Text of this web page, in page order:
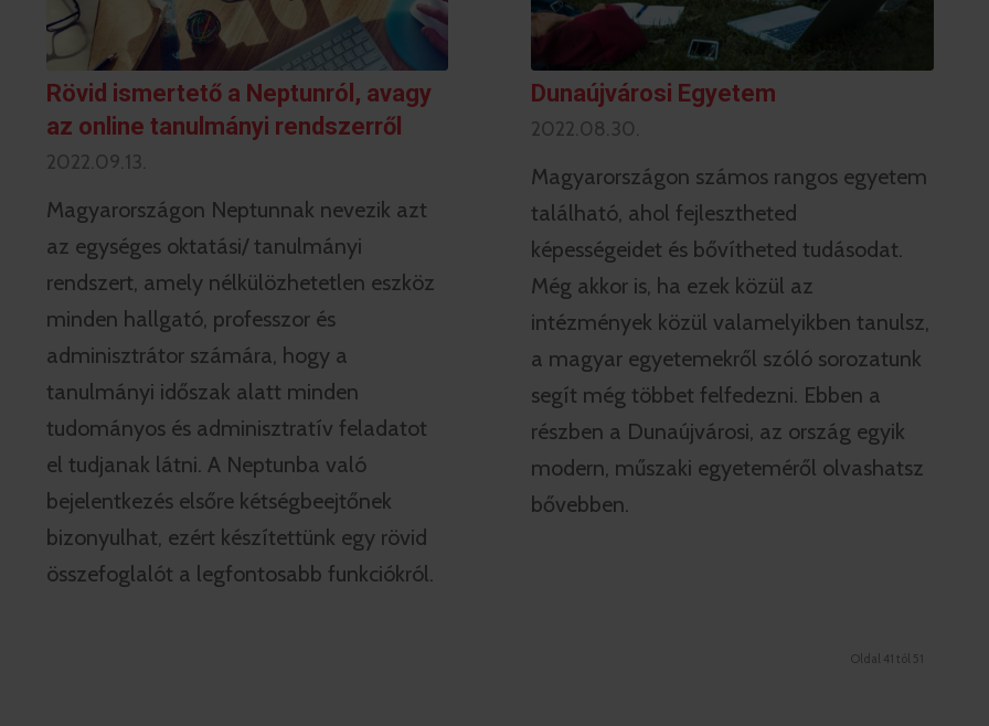
Rövid ismertető a Neptunról, avagy
az online tanulmányi rendszerről
2022.09.13.
Magyarországon Neptunnak nevezik azt
az egységes oktatási/ tanulmányi
rendszert, amely nélkülözhetetlen eszköz
minden hallgató, professzor és
adminisztrátor számára, hogy a
tanulmányi időszak alatt minden
tudományos és adminisztratív feladatot
el tudjanak látni. A Neptunba való
bejelentkezés elsőre kétségbeejtőnek
bizonyulhat, ezért készítettünk egy rövid
összefoglalót a legfontosabb funkciókról.
Dunaújvárosi Egyetem
2022.08.30.
Magyarországon számos rangos egyetem
található, ahol fejlesztheted
képességeidet és bővítheted tudásodat.
Még akkor is, ha ezek közül az
intézmények közül valamelyikben tanulsz,
a magyar egyetemekről szóló sorozatunk
segít még többet felfedezni. Ebben a
részben a Dunaújvárosi, az ország egyik
modern, műszaki egyeteméről olvashatsz
bővebben.
Oldal 41 tól 51